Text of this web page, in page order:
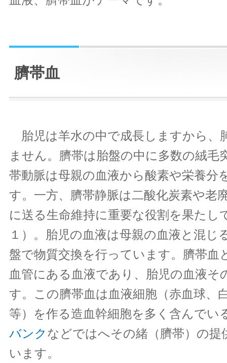
臍帯血
胎児は羊水の中で成長しますから、
ません。臍帯は胎盤の中に多数の絨毛
帯動脈は母親の血液から酸素や栄養分
す。一方、臍帯静脈は二酸化炭素や老
に送る生命維持に重要な役割を果たし
１）。胎児の血液は母親の血液と混じ
盤で物質交換を行っています。臍帯血
血管にある血液であり、胎児の血液そ
す。この臍帯血は血液細胞（赤血球、
等）を作る造血幹細胞を多く含んでい
バンク などではへその緒（臍帯）の提
います。